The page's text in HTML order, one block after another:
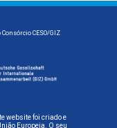
CESO/GIZ
website foi criado e
Europeia. O seu